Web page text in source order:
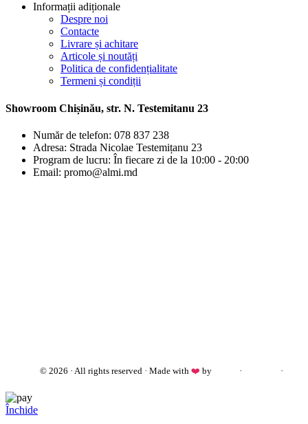
Informații adiționale
Despre noi
Contacte
Livrare și achitare
Articole și noutăți
Politica de confidențialitate
Termeni și condiții
Showroom Chișinău, str. N. Testemitanu 23
Număr de telefon: 078 837 238
Adresa: Strada Nicolae Testemițanu 23
Program de lucru: În fiecare zi de la 10:00 - 20:00
Email: promo@almi.md
© 2026 · All rights reserved · Made with ❤️ by ·
·
Închide